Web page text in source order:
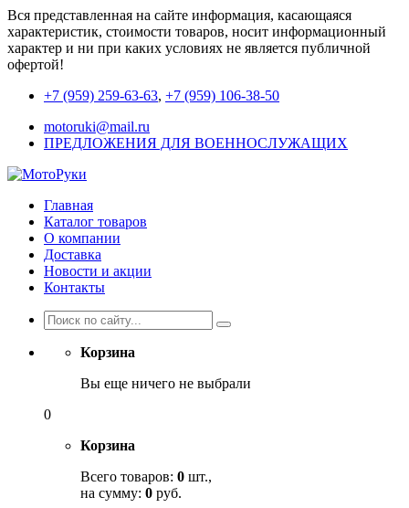
Вся представленная на сайте информация, касающаяся
характеристик, стоимости товаров, носит информационный
характер и ни при каких условиях не является публичной
офертой!
+7 (959) 259-63-63, +7 (959) 106-38-50
motoruki@mail.ru
ПРЕДЛОЖЕНИЯ ДЛЯ ВОЕННОСЛУЖАЩИХ
Главная
Каталог товаров
О компании
Доставка
Новости и акции
Контакты
Корзина
Вы еще ничего не выбрали
0
Корзина
Всего товаров: 0 шт.,
на сумму: 0 руб.